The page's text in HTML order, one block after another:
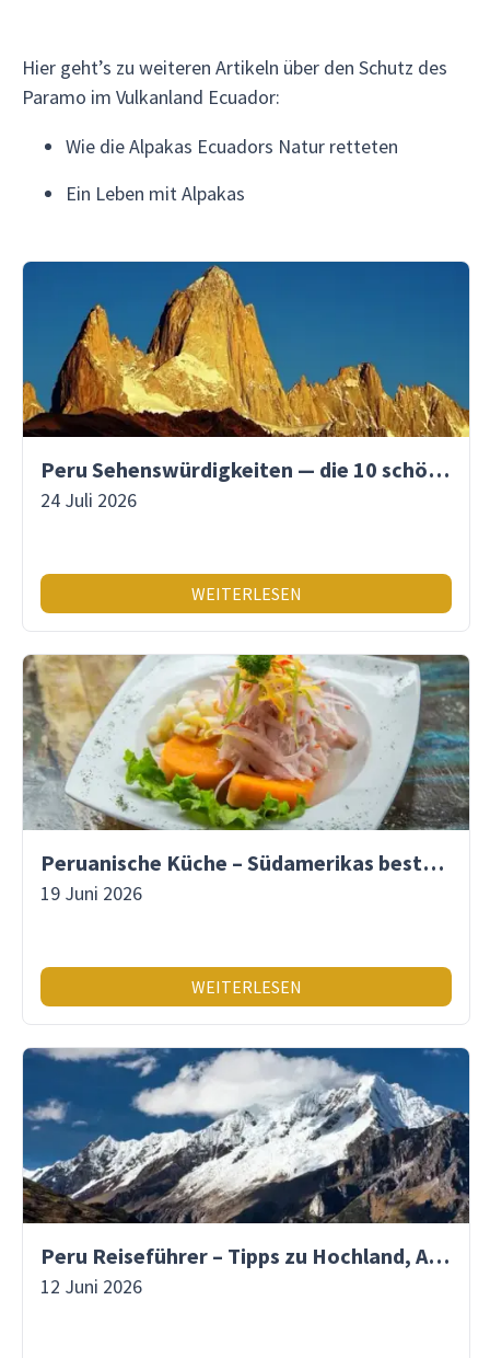
Hier geht’s zu weiteren Artikeln über den Schutz des
Paramo im Vulkanland Ecuador:
Wie die Alpakas Ecuadors Natur retteten
Ein Leben mit Alpakas
Peru Sehenswürdigkeiten — die 10 schönsten Orte
24 Juli 2026
WEITERLESEN
Peruanische Küche – Südamerikas beste Gastronomie
19 Juni 2026
WEITERLESEN
Peru Reiseführer – Tipps zu Hochland, Amazonas & Inka-Erbe
12 Juni 2026